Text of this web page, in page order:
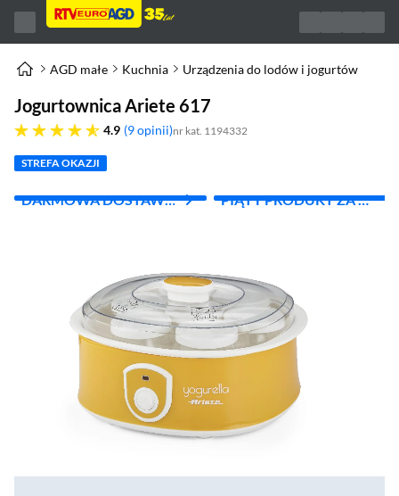
AGD małe Kuchnia Urządzenia do lodów i jogurtów
Jogurtownica Ariete 617
4.9
4.9 gwiazdek 9 opinii nr kat. 1194332
STREFA OKAZJI
DARMOWA DOSTAWA
PIĄTY PRODUKT ZA 1